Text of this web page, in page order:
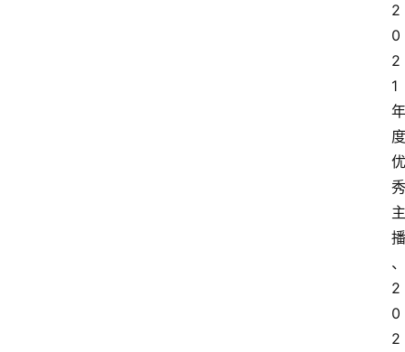
2
0
2
1
年
度
优
秀
主
播
、
2
0
2